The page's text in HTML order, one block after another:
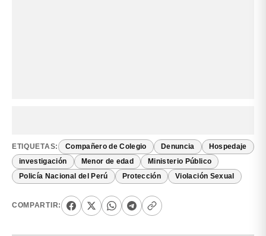
ETIQUETAS: Compañero de Colegio Denuncia Hospedaje
investigación Menor de edad Ministerio Público
Policía Nacional del Perú Protección Violación Sexual
COMPARTIR: